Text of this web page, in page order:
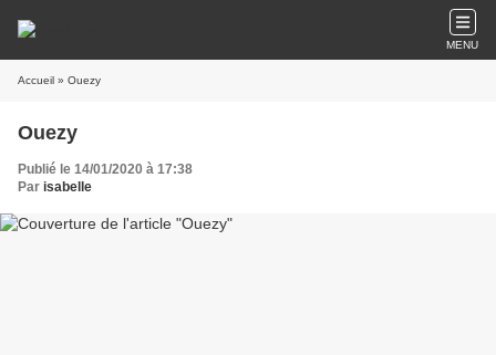
MENU
Accueil » Ouezy
Ouezy
Publié le 14/01/2020 à 17:38
Par isabelle